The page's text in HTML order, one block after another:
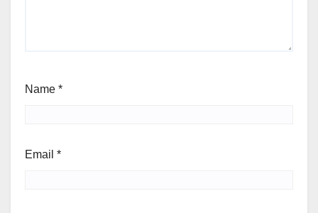
Name *
Email *